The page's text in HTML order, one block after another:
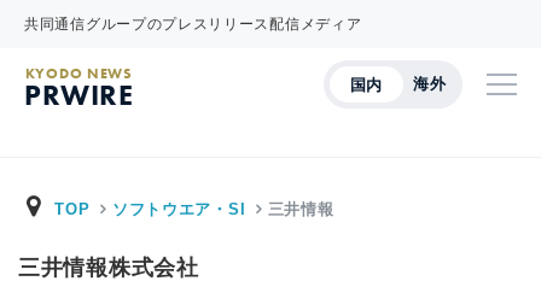
共同通信グループのプレスリリース配信メディア
国内 海外
KYODO NEWS
PRWIRE
TOP ソフトウエア・SI 三井情報
三井情報株式会社